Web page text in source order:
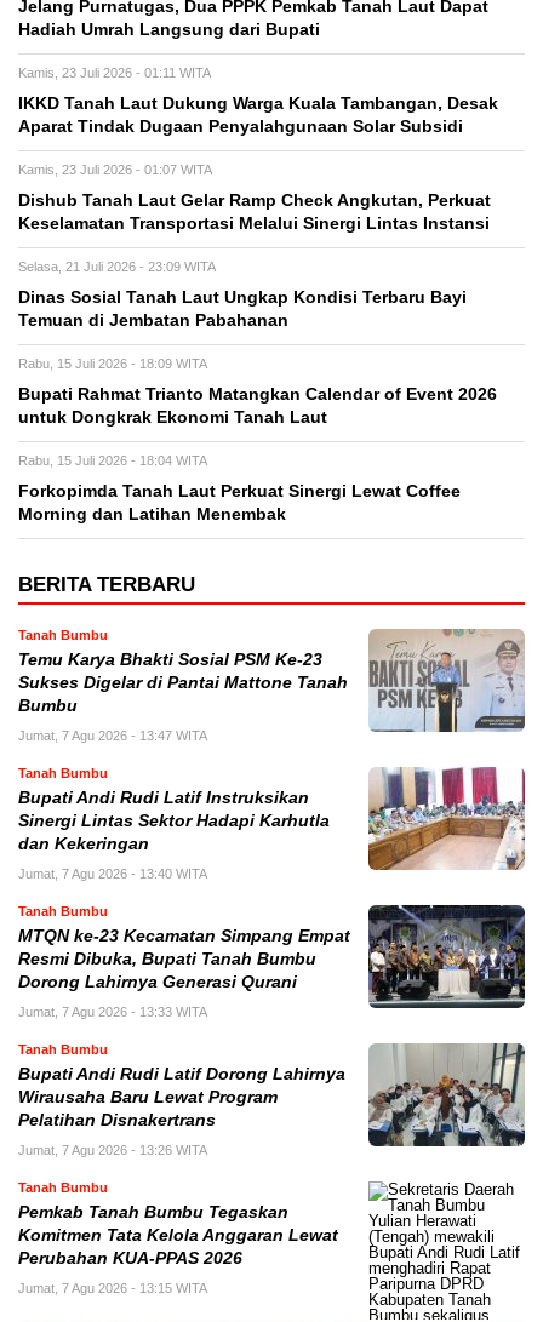
Jelang Purnatugas, Dua PPPK Pemkab Tanah Laut Dapat
Hadiah Umrah Langsung dari Bupati
Kamis, 23 Juli 2026 - 01:11 WITA
IKKD Tanah Laut Dukung Warga Kuala Tambangan, Desak
Aparat Tindak Dugaan Penyalahgunaan Solar Subsidi
Kamis, 23 Juli 2026 - 01:07 WITA
Dishub Tanah Laut Gelar Ramp Check Angkutan, Perkuat
Keselamatan Transportasi Melalui Sinergi Lintas Instansi
Selasa, 21 Juli 2026 - 23:09 WITA
Dinas Sosial Tanah Laut Ungkap Kondisi Terbaru Bayi
Temuan di Jembatan Pabahanan
Rabu, 15 Juli 2026 - 18:09 WITA
Bupati Rahmat Trianto Matangkan Calendar of Event 2026
untuk Dongkrak Ekonomi Tanah Laut
Rabu, 15 Juli 2026 - 18:04 WITA
Forkopimda Tanah Laut Perkuat Sinergi Lewat Coffee
Morning dan Latihan Menembak
BERITA TERBARU
Tanah Bumbu
Temu Karya Bhakti Sosial PSM Ke-23
Sukses Digelar di Pantai Mattone Tanah
Bumbu
Jumat, 7 Agu 2026 - 13:47 WITA
Tanah Bumbu
Bupati Andi Rudi Latif Instruksikan
Sinergi Lintas Sektor Hadapi Karhutla
dan Kekeringan
Jumat, 7 Agu 2026 - 13:40 WITA
Tanah Bumbu
MTQN ke-23 Kecamatan Simpang Empat
Resmi Dibuka, Bupati Tanah Bumbu
Dorong Lahirnya Generasi Qurani
Jumat, 7 Agu 2026 - 13:33 WITA
Tanah Bumbu
Bupati Andi Rudi Latif Dorong Lahirnya
Wirausaha Baru Lewat Program
Pelatihan Disnakertrans
Jumat, 7 Agu 2026 - 13:26 WITA
Tanah Bumbu
Pemkab Tanah Bumbu Tegaskan
Komitmen Tata Kelola Anggaran Lewat
Perubahan KUA-PPAS 2026
Jumat, 7 Agu 2026 - 13:15 WITA